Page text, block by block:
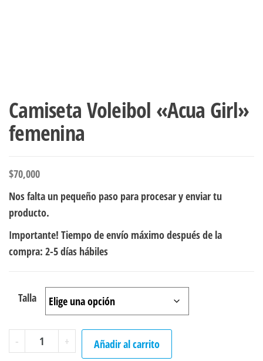
Camiseta Voleibol «Acua Girl»
femenina
$70,000
Nos falta un pequeño paso para procesar y enviar tu
producto.
Importante! Tiempo de envío máximo después de la
compra: 2-5 días hábiles
Talla
-
Camiseta
Voleibol
+ Añadir al carrito